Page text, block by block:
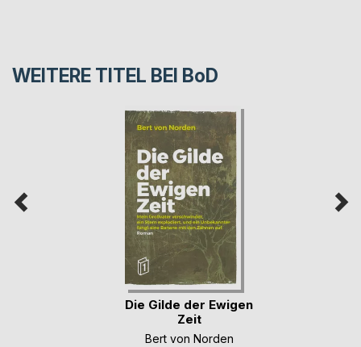
WEITERE TITEL BEI BoD
Die Gilde der Ewigen
Zeit
Bert von Norden